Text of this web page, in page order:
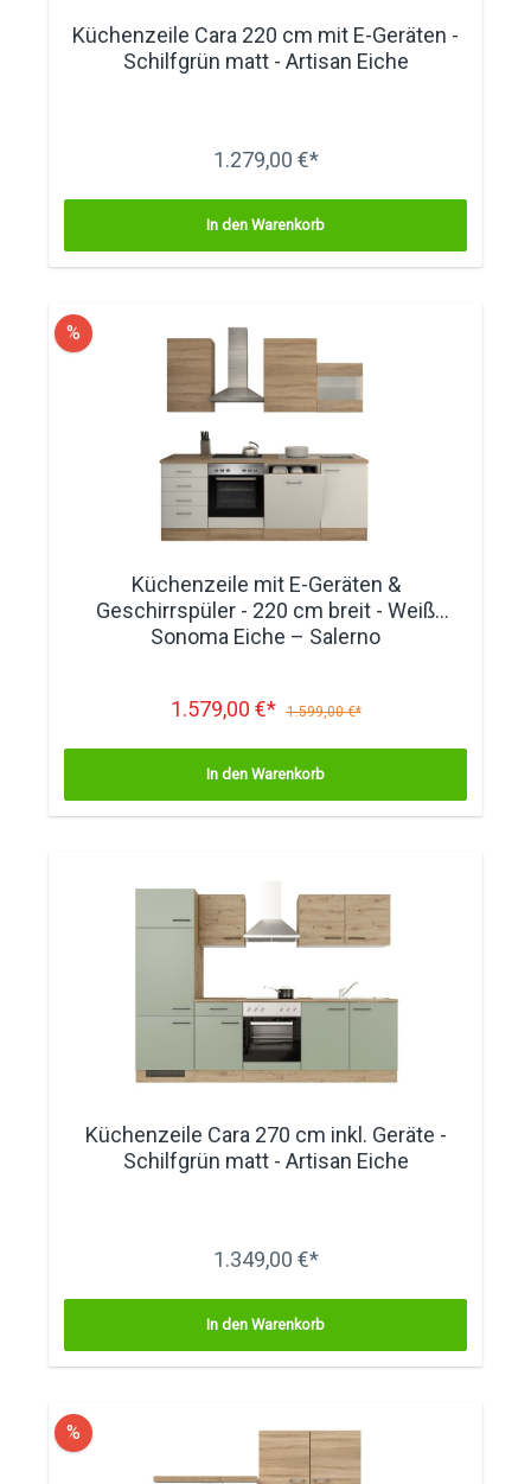
Küchenzeile Cara 220 cm mit E-Geräten -
Schilfgrün matt - Artisan Eiche
1.279,00 €*
In den Warenkorb
%
Küchenzeile mit E-Geräten &
Geschirrspüler - 220 cm breit - Weiß
Sonoma Eiche – Salerno
1.579,00 €* 1.599,00 €*
In den Warenkorb
Küchenzeile Cara 270 cm inkl. Geräte -
Schilfgrün matt - Artisan Eiche
1.349,00 €*
In den Warenkorb
%